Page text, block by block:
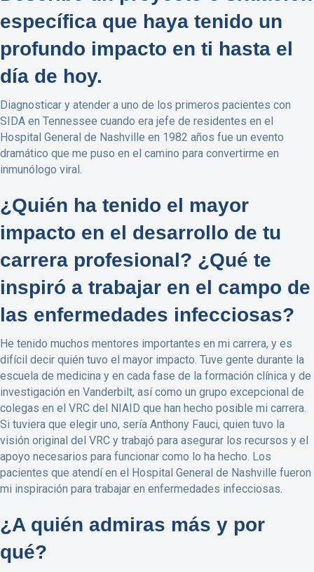
específica que haya tenido un
profundo impacto en ti hasta el
día de hoy.
Diagnosticar y atender a uno de los primeros pacientes con
SIDA en Tennessee cuando era jefe de residentes en el
Hospital General de Nashville en 1982 años fue un evento
dramático que me puso en el camino para convertirme en
inmunólogo viral.
¿Quién ha tenido el mayor
impacto en el desarrollo de tu
carrera profesional? ¿Qué te
inspiró a trabajar en el campo de
las enfermedades infecciosas?
He tenido muchos mentores importantes en mi carrera, y es
difícil decir quién tuvo el mayor impacto. Tuve gente durante la
escuela de medicina y en cada fase de la formación clínica y de
investigación en Vanderbilt, así como un grupo excepcional de
colegas en el VRC del NIAID que han hecho posible mi carrera.
Si tuviera que elegir uno, sería Anthony Fauci, quien tuvo la
visión original del VRC y trabajó para asegurar los recursos y el
apoyo necesarios para funcionar como lo ha hecho. Los
pacientes que atendí en el Hospital General de Nashville fueron
mi inspiración para trabajar en enfermedades infecciosas.
¿A quién admiras más y por
qué?